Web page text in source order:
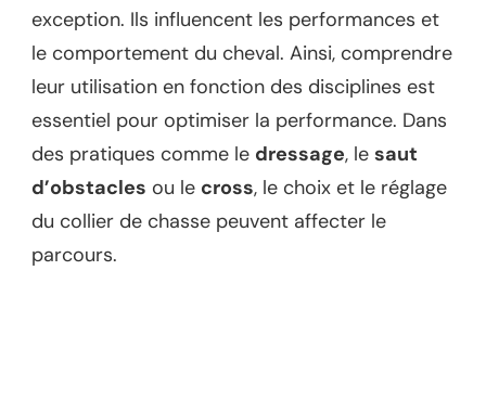
exception. Ils influencent les performances et
le comportement du cheval. Ainsi, comprendre
leur utilisation en fonction des disciplines est
essentiel pour optimiser la performance. Dans
des pratiques comme le dressage, le saut
d’obstacles ou le cross, le choix et le réglage
du collier de chasse peuvent affecter le
parcours.